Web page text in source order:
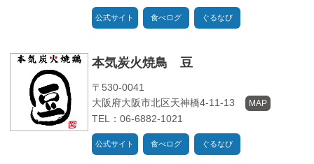
公式サイト 食べログ ぐるなび
本気炭火焼鳥 豆
〒530-0041
大阪府大阪市北区天神橋4-11-13
MAP
TEL：06-6882-1021
公式サイト 食べログ ぐるなび